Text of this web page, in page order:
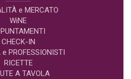
e MERCATO
WiNE
CHECK-IN
e PROFESSIONISTI
RICETTE
A TAVOLA